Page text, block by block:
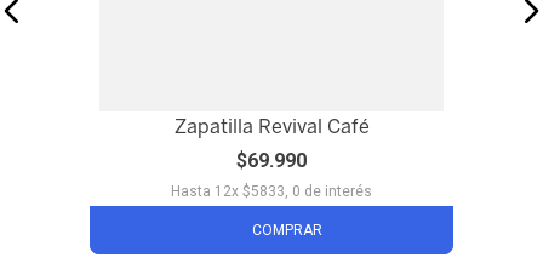
Zapatilla Revival Café
$69.990
Hasta 12x $5833 0 de interés
COMPRAR